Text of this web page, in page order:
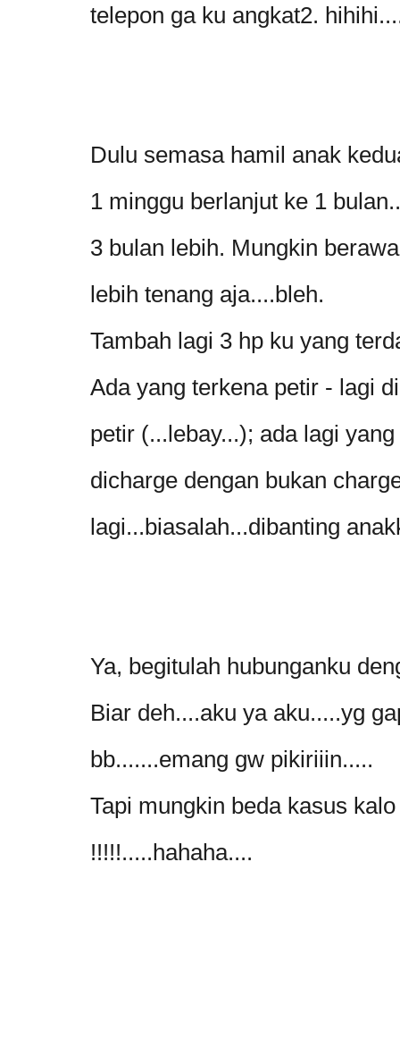
telepon ga ku angkat2.
Dulu semasa hamil anak
1 minggu berlanjut ke 1
3 bulan lebih. Mungkin
lebih tenang aja....bleh.
Tambah lagi 3 hp ku yang
Ada yang terkena petir - lagi
petir (...lebay...); ada lagi
dicharge dengan bukan
lagi...biasalah...dibanting
Ya, begitulah hubunganku
Biar deh....aku ya aku.....yg
bb.......emang gw pikiriiin.....
Tapi mungkin beda kasus
!!!!!.....hahaha....